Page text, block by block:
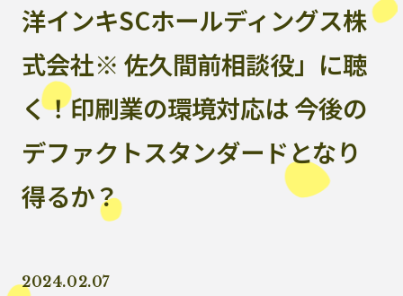
洋インキSCホールディングス株
式会社※ 佐久間前相談役」に聴
く！印刷業の環境対応は 今後の
デファクトスタンダードとなり
得るか？
2024.02.07